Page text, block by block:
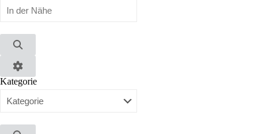
Nähe
Suchen
Advanced
Filters
Kategorie